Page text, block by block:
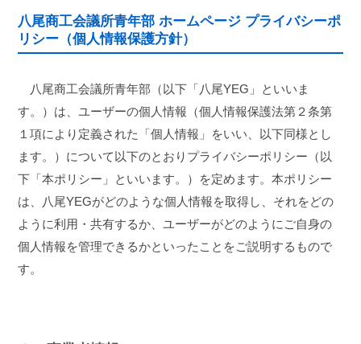
八尾商工会議所青年部 ホームページ プライバシーポ
リシー（個人情報保護方針）
八尾商⼯会議所⻘年部（以下「八尾YEG」といいま
す。）は、ユーザーの個人情報（個人情報保護法第２条第
１項により定義された「個人情報」をいい、以下同様とし
ます。）について以下のとおりプライバシーポリシー（以
下「本ポリシー」といいます。）を定めます。本ポリシー
は、八尾YEGがどのような個人情報を取得し、それをどの
ように利用・共有するか、ユーザーがどのようにご自身の
個人情報を管理できるかといったことをご説明するもので
す。